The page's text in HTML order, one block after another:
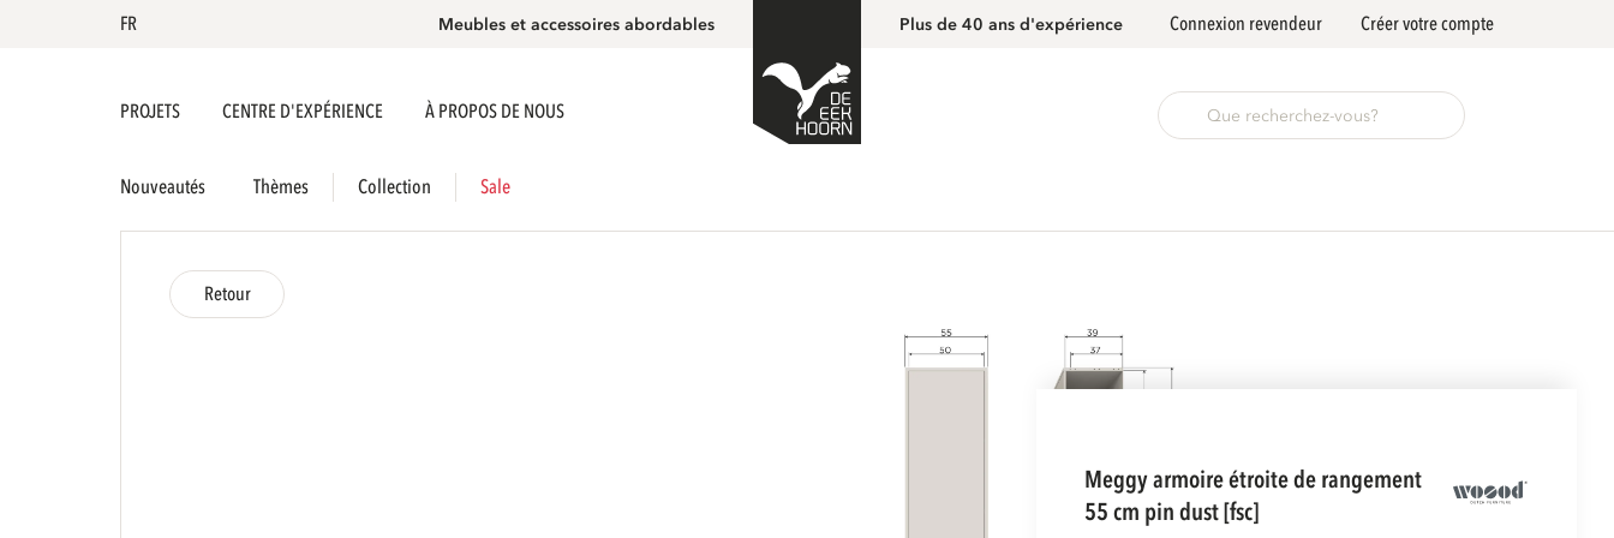
FR Meubles et accessoires abordables Plus de 40 ans d'expérience Connexion revendeur Créer votre compte
PROJETS CENTRE D'EXPÉRIENCE À PROPOS DE NOUS
Nouveautés Thèmes Collection Sale
Retour
meggy armoire étroite de rangement
55 cm pin dust [fsc]